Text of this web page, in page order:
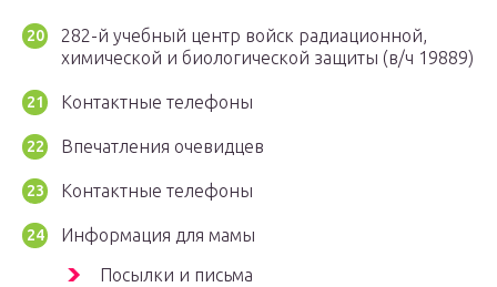
282-й учебный центр войск радиационной,
химической и биологической защиты (в/ч 19889)
Контактные телефоны
Впечатления очевидцев
Контактные телефоны
Информация для мамы
Посылки и письма